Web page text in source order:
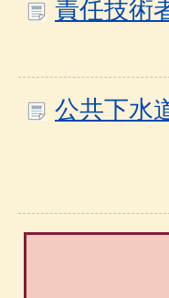
責任技術
公共下水